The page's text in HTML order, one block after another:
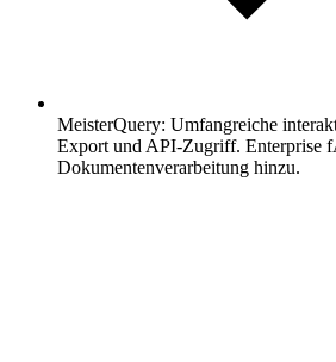
MeisterQuery: Umfangreiche
Export und API-Zugriff. Enterprise
Dokumentenverarbeitung hinzu.